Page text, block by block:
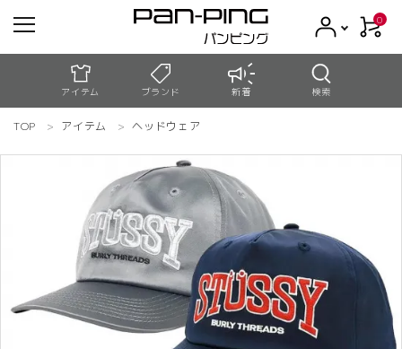
0
アイテム ブランド 新着 検索
meeting_room ログイン person 新規会員登録
search
コンテンツ
新着商品
アウトレット
TOP アイテム ヘッドウェア